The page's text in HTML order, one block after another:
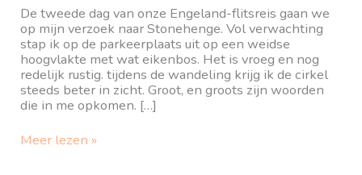
De tweede dag van onze Engeland-flitsreis gaan we
op mijn verzoek naar Stonehenge. Vol verwachting
stap ik op de parkeerplaats uit op een weidse
hoogvlakte met wat eikenbos. Het is vroeg en nog
redelijk rustig. tijdens de wandeling krijg ik de cirkel
steeds beter in zicht. Groot, en groots zijn woorden
die in me opkomen. […]
Stonehenge;
Meer lezen »